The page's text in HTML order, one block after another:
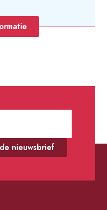
nieuwsbrief